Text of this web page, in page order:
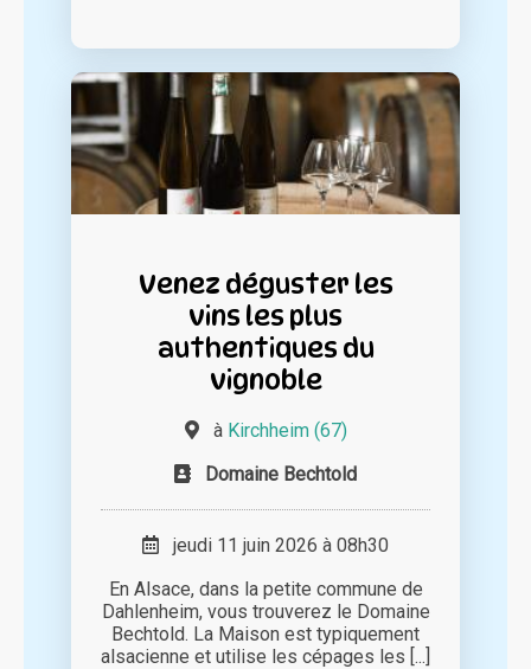
Venez déguster les
vins les plus
authentiques du
vignoble
à Kirchheim (67)
Domaine Bechtold
jeudi 11 juin 2026 à 08h30
En Alsace, dans la petite commune de
Dahlenheim, vous trouverez le Domaine
Bechtold. La Maison est typiquement
alsacienne et utilise les cépages les [...]